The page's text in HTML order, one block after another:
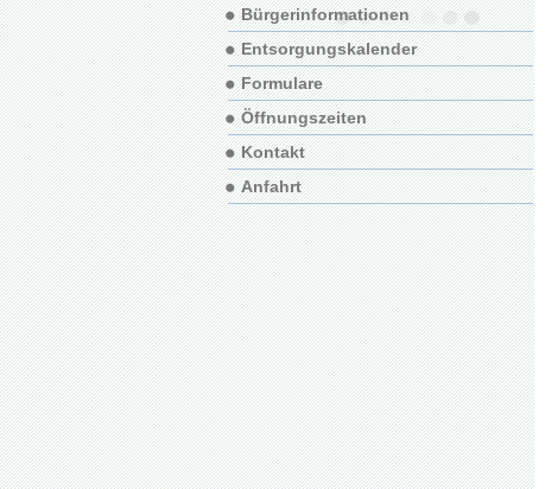
Bürgerinformationen
Entsorgungskalender
Formulare
Öffnungszeiten
Kontakt
Anfahrt